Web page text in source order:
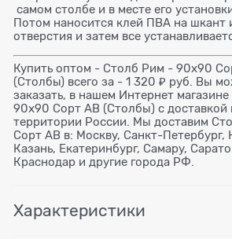
самом столбе и в месте его
Потом наносится клей ПВА на шкант
отверстия и затем все
Купить оптом - Столб Рим - 90х90
(Столбы) всего за - 1 320 ₽ руб. Вы
заказать, в нашем Интернет
90х90 Сорт AB (Столбы) с доставкой
территории России. Мы доставим
Сорт AB в: Москву, Санкт-
Казань, Екатеринбург, Самару,
Краснодар и другие города РФ.
Характеристики